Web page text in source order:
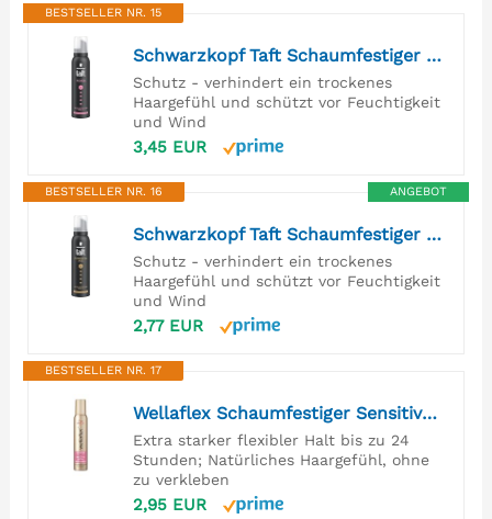
BESTSELLER NR. 15
Schwarzkopf Taft Schaumfestiger Power Cashmere (150ml), Haltegrad 5, Haarschaum für trockenes und strapaziertes Haar, Haarmousse mit kaschmirartiger Geschmeidigkeit, vegane Formel*
Schutz - verhindert ein trockenes
Haargefühl und schützt vor Feuchtigkeit
und Wind
3,45 EUR
ANGEBOT
BESTSELLER NR. 16
Schwarzkopf Taft Schaumfestiger Powerful Age (150ml), Haltegrad 5, Haarschaum für alle Haartypen, Fülle für feines und dünner werdendes Haar, vegane Formel*
Schutz - verhindert ein trockenes
Haargefühl und schützt vor Feuchtigkeit
und Wind
2,77 EUR
BESTSELLER NR. 17
Wellaflex Schaumfestiger Sensitive Starker Halt – parfümfreier Haarschaum für 24h flexiblen Halt ohne Verkleben – mit UV-Schutz und Hair Taming Complex mit Macadamia-Öl – 200 ml
Extra starker flexibler Halt bis zu 24
Stunden; Natürliches Haargefühl, ohne
zu verkleben
2,95 EUR